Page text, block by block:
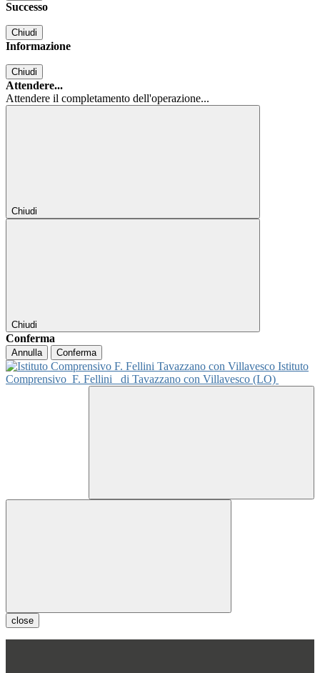
Successo
Chiudi
Informazione
Chiudi
Attendere...
Attendere il completamento dell'operazione...
Chiudi
Chiudi
Conferma
Annulla Conferma
Istituto
Comprensivo F. Fellini di Tavazzano con Villavesco (LO)
close